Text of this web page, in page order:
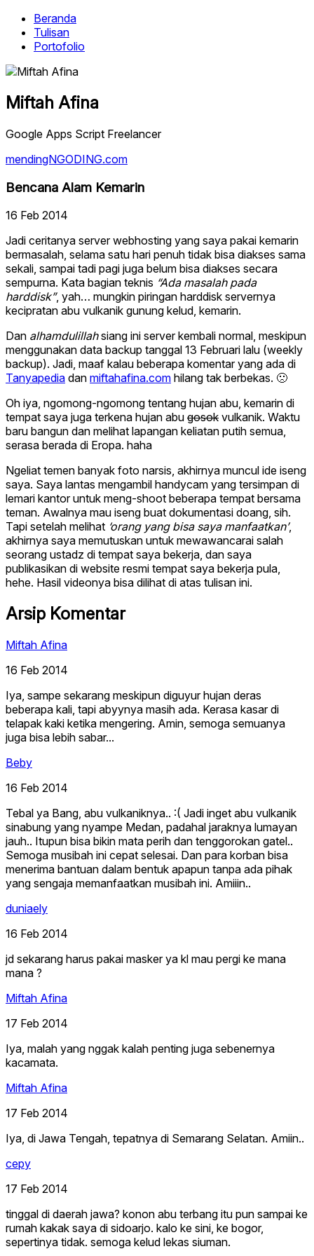
Beranda
Tulisan
Portofolio
Miftah Afina
Google Apps Script Freelancer
mendingNGODING.com
Bencana Alam Kemarin
16 Feb 2014
Jadi ceritanya server webhosting yang saya pakai kemarin
bermasalah, selama satu hari penuh tidak bisa diakses sama
sekali, sampai tadi pagi juga belum bisa diakses secara
sempurna. Kata bagian teknis “Ada masalah pada
harddisk”, yah… mungkin piringan harddisk servernya
kecipratan abu vulkanik gunung kelud, kemarin.
Dan alhamdulillahsiang ini server kembali normal, meskipun
menggunakan data backup tanggal 13 Februari lalu (weekly
backup). Jadi, maaf kalau beberapa komentar yang ada di
Tanyapedia dan miftahafina.com hilang tak berbekas. 🙁
Oh iya, ngomong-ngomong tentang hujan abu, kemarin di
tempat saya juga terkena hujan abu gosok vulkanik. Waktu
baru bangun dan melihat lapangan keliatan putih semua,
serasa berada di Eropa. haha
Ngeliat temen banyak foto narsis, akhirnya muncul ide iseng
saya. Saya lantas mengambil handycam yang tersimpan di
lemari kantor untuk meng-shoot beberapa tempat bersama
teman. Awalnya mau iseng buat dokumentasi doang, sih.
Tapi setelah melihat ‘orang yang bisa saya manfaatkan’,
akhirnya saya memutuskan untuk mewawancarai salah
seorang ustadz di tempat saya bekerja, dan saya
publikasikan di website resmi tempat saya bekerja pula,
hehe. Hasil videonya bisa dilihat di atas tulisan ini.
Arsip Komentar
Miftah Afina
16 Feb 2014
Iya, sampe sekarang meskipun diguyur hujan deras
beberapa kali, tapi abyynya masih ada. Kerasa kasar di
telapak kaki ketika mengering. Amin, semoga semuanya
juga bisa lebih sabar...
Beby
16 Feb 2014
Tebal ya Bang, abu vulkaniknya.. :( Jadi inget abu vulkanik
sinabung yang nyampe Medan, padahal jaraknya lumayan
jauh.. Itupun bisa bikin mata perih dan tenggorokan gatel..
Semoga musibah ini cepat selesai. Dan para korban bisa
menerima bantuan dalam bentuk apapun tanpa ada pihak
yang sengaja memanfaatkan musibah ini. Amiiin..
duniaely
16 Feb 2014
jd sekarang harus pakai masker ya kl mau pergi ke mana
mana ?
Miftah Afina
17 Feb 2014
Iya, malah yang nggak kalah penting juga sebenernya
kacamata.
Miftah Afina
17 Feb 2014
Iya, di Jawa Tengah, tepatnya di Semarang Selatan. Amiin..
cepy
17 Feb 2014
tinggal di daerah jawa? konon abu terbang itu pun sampai ke
rumah kakak saya di sidoarjo. kalo ke sini, ke bogor,
sepertinya tidak. semoga kelud lekas siuman.